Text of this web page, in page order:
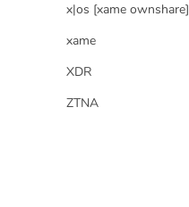
x|os [xame ownshare]
xame
XDR
ZTNA